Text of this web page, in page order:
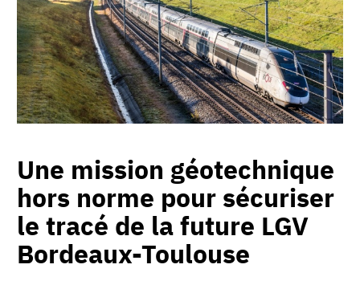
Une mission géotechnique
hors norme pour sécuriser
le tracé de la future LGV
Bordeaux-Toulouse